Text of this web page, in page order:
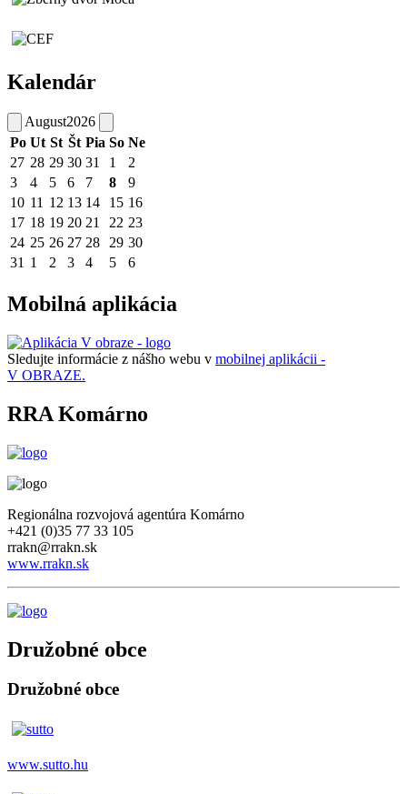
Kalendár
August2026
Po Ut St Št Pia So Ne
27 28 29 30 31 1
2
3
4 5 6 7 8
9
10 11 12 13 14 15 16
17 18 19 20 21 22 23
24 25 26 27 28 29 30
31 1 2 3 4 5 6
Mobilná aplikácia
Sledujte informácie z nášho webu v mobilnej aplikácii -
V OBRAZE.
RRA Komárno
Regionálna rozvojová agentúra Komárno
+421 (0)35 77 33 105
rrakn@rrakn.sk
www.rrakn.sk
Družobné obce
Družobné obce
www.sutto.hu